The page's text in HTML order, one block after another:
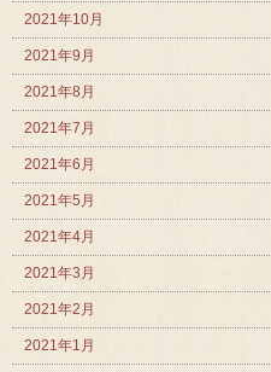
2021年10月
2021年9月
2021年8月
2021年7月
2021年6月
2021年5月
2021年4月
2021年3月
2021年2月
2021年1月